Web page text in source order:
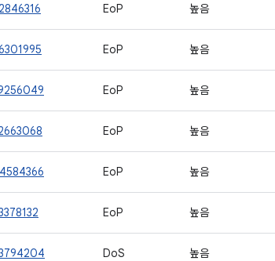
EoP 높음
EoP 높음
EoP 높음
EoP 높음
EoP 높음
EoP 높음
DoS 높음